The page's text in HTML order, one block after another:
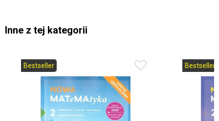
Inne z tej kategorii
Bestseller Bestseller